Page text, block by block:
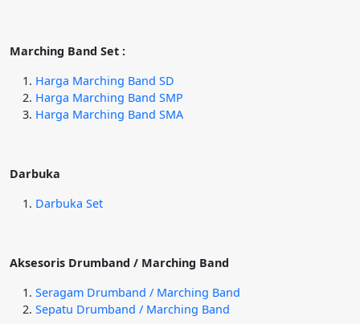
Marching Band Set :
Harga Marching Band SD
Harga Marching Band SMP
Harga Marching Band SMA
Darbuka
Darbuka Set
Aksesoris Drumband / Marching Band
Seragam Drumband / Marching Band
Sepatu Drumband / Marching Band